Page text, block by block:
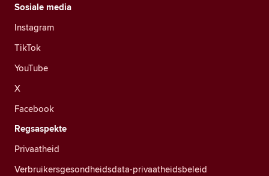
Sosiale media
Instagram
TikTok
YouTube
X
Facebook
Regsaspekte
Privaatheid
Verbruikersgesondheidsdata-privaatheidsbeleid